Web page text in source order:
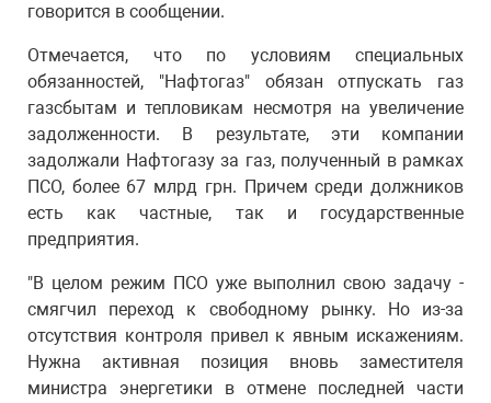
говорится в сообщении.
Отмечается, что по условиям специальных
обязанностей, "Нафтогаз" обязан отпускать газ
газсбытам и тепловикам несмотря на увеличение
задолженности. В результате, эти компании
задолжали Нафтогазу за газ, полученный в рамках
ПСО, более 67 млрд грн. Причем среди должников
есть как частные, так и государственные
предприятия.
"В целом режим ПСО уже выполнил свою задачу -
смягчил переход к свободному рынку. Но из-за
отсутствия контроля привел к явным искажениям.
Нужна активная позиция вновь заместителя
министра энергетики в отмене последней части